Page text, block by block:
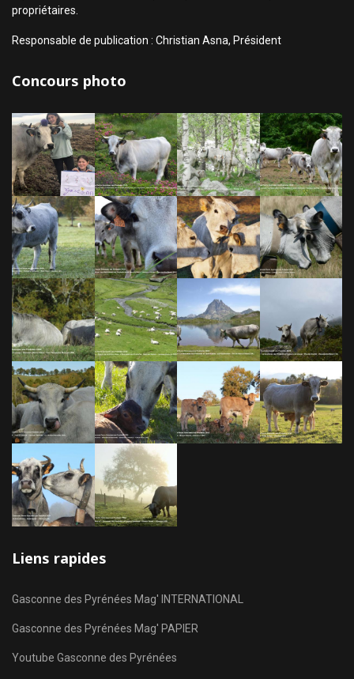
propriétaires.
Responsable de publication : Christian Asna, Président
Concours photo
Liens rapides
Gasconne des Pyrénées Mag' INTERNATIONAL
Gasconne des Pyrénées Mag' PAPIER
Youtube Gasconne des Pyrénées